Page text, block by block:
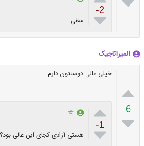
-2
 معنی
المیراتاجیک

6

خیلی عالی دوستتون دارم

-1

☆
هستی آزادی کجای این عالی بود؟